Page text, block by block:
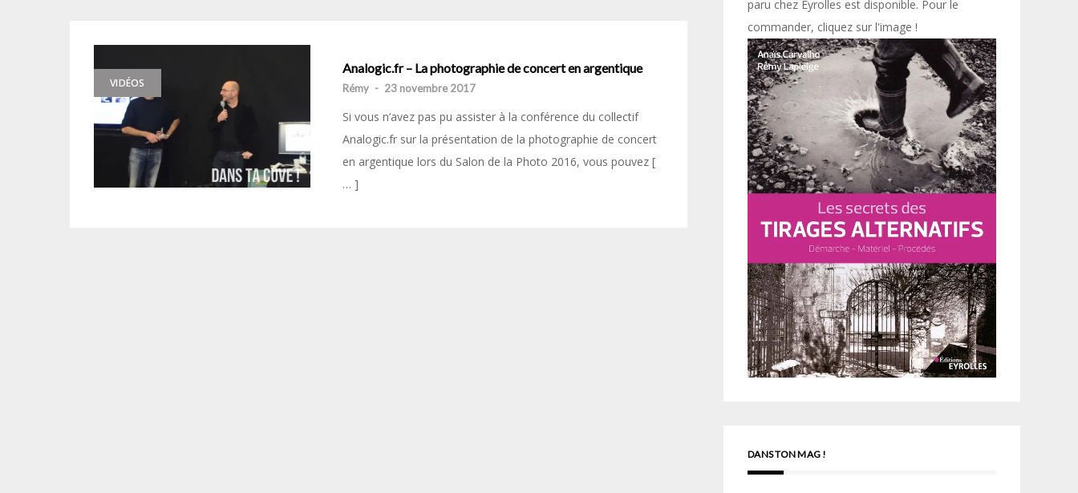
VIDÉOS
Analogic.fr – La photographie de concert en argentique
Rémy - 23 novembre 2017
Si vous n’avez pas pu assister à la conférence du collectif
Analogic.fr sur la présentation de la photographie de concert
en argentique lors du Salon de la Photo 2016, vous pouvez [
… ]
paru chez Eyrolles est disponible. Pour le
commander, cliquez sur l'image !
DANS TON MAG !